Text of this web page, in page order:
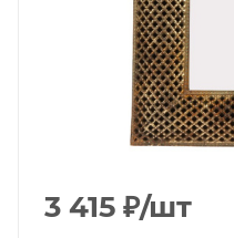
3 415 ₽/шт